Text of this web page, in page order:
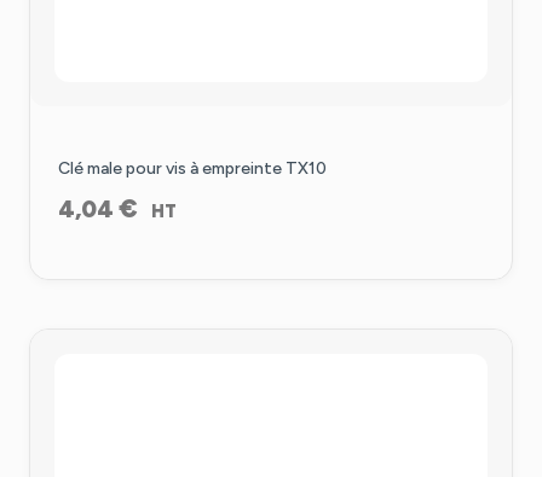
Clé male pour vis à empreinte TX10
4,04 € HT